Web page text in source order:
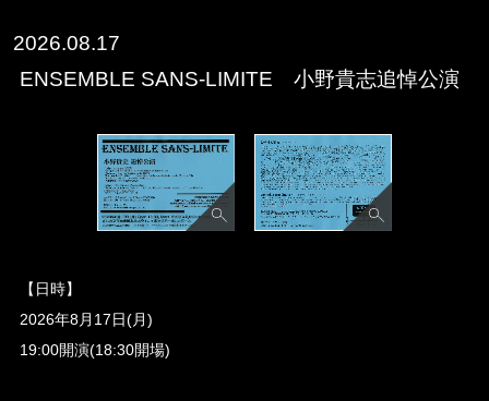
2026.08.17
ENSEMBLE SANS-LIMITE 小野貴志追悼公演
【日時】
2026年8月17日(月)
19:00開演(18:30開場)